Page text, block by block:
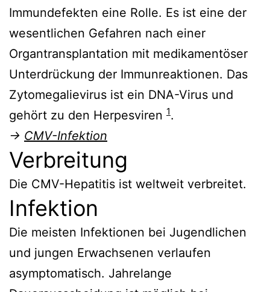
Immundefekten eine Rolle. Es ist eine der
wesentlichen Gefahren nach einer
Organtransplantation mit medikamentöser
Unterdrückung der Immunreaktionen. Das
Zytomegalievirus ist ein DNA-Virus und
gehört zu den Herpesviren 1.
→ CMV-Infektion
Verbreitung
Die CMV-Hepatitis ist weltweit verbreitet.
Infektion
Die meisten Infektionen bei Jugendlichen
und jungen Erwachsenen verlaufen
asymptomatisch. Jahrelange